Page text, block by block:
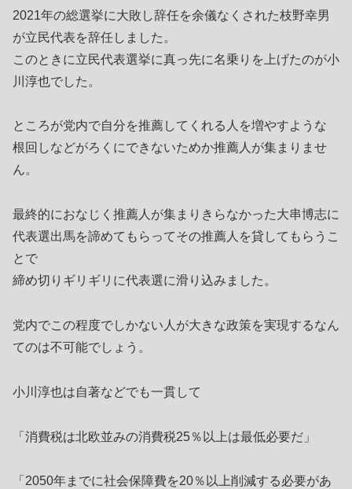
2021年の総選挙に大敗し辞任を余儀なくされた枝野幸男
が立民代表を辞任しました。
このときに立民代表選挙に真っ先に名乗りを上げたのが小
川淳也でした。
ところが党内で自分を推薦してくれる人を増やすような
根回しなどがろくにできないためか推薦人が集まりませ
ん。
最終的におなじく推薦人が集まりきらなかった大串博志に
代表選出馬を諦めてもらってその推薦人を貸してもらうこ
とで
締め切りギリギリに代表選に滑り込みました。
党内でこの程度でしかない人が大きな政策を実現するなん
てのは不可能でしょう。
小川淳也は自著などでも一貫して
「消費税は北欧並みの消費税25％以上は最低必要だ」
「2050年までに社会保障費を20％以上削減する必要があ